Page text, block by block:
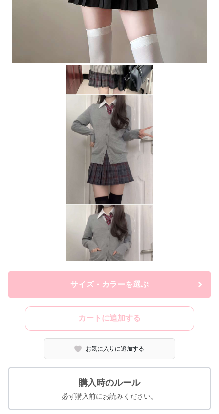
サイズ・カラーを選ぶ
カートに追加する
お気に入りに追加する
購入時のルール
必ず購入前にお読みください。